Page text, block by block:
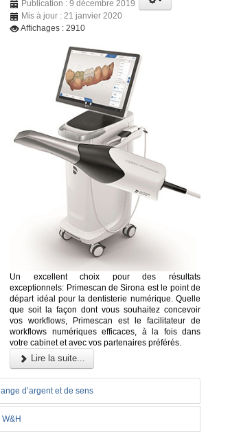
Publication : 9 décembre 2019
Mis à jour : 21 janvier 2020
Affichages : 2910
Un excellent choix pour des résultats
exceptionnels: Primescan de Sirona est le point de
départ idéal pour la dentisterie numérique. Quelle
que soit la façon dont vous souhaitez concevoir
vos workflows, Primescan est le facilitateur de
workflows numériques efficaces, à la fois dans
votre cabinet et avec vos partenaires préférés.
Lire la suite...
d’argent et de sens